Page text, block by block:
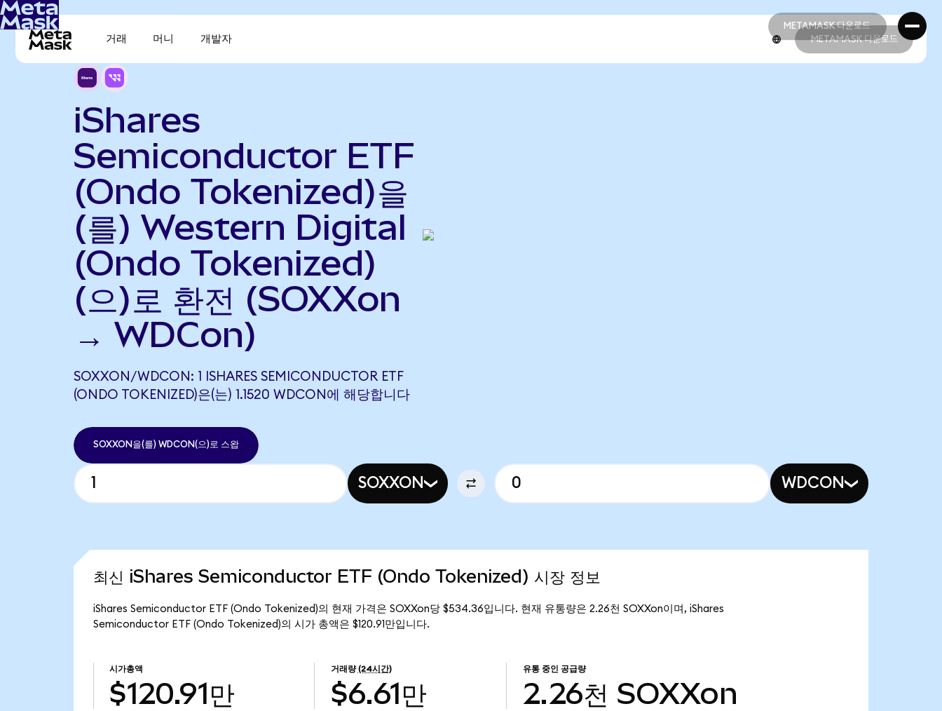
METAMASK 다운로드
METAMASK 다운로드
거래 머니 개발자 METAMASK 다운로드
iShares
Semiconductor ETF
(Ondo Tokenized)을
(를) Western Digital
(Ondo Tokenized)
(으)로 환전 (SOXXon
→ WDCon)
SOXXON/WDCON: 1 ISHARES SEMICONDUCTOR ETF
(ONDO TOKENIZED)은(는) 1.1520 WDCON에 해당합니다
SOXXON을(를) WDCON(으)로 스왑
SOXXON WDCON
최신 iShares Semiconductor ETF (Ondo Tokenized) 시장 정보
iShares Semiconductor ETF (Ondo Tokenized)의 현재 가격은 SOXXon당 $534.36입니다. 현재 유통량은 2.26천 SOXXon이며, iShares
Semiconductor ETF (Ondo Tokenized)의 시가 총액은 $120.91만입니다.
시가총액
$120.91만
거래량 (24시간)
$6.61만
유통 중인 공급량
2.26천 SOXXon